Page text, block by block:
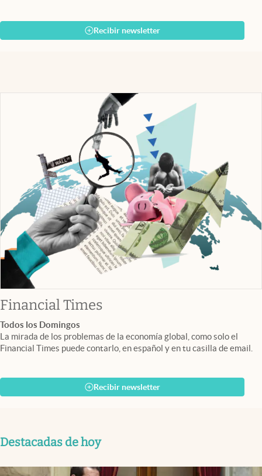
Recibir newsletter
Financial Timesabre en nueva pestaña
Todos los Domingos
La mirada de los problemas de la economía global, como solo el
Financial Times puede contarlo, en español y en tu casilla de email.
Recibir newsletter
Destacadas de hoy